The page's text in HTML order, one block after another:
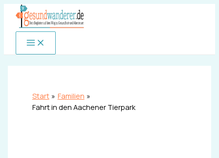
Inhalt
springen
Start
Familien
Fahrt in den Aachener Tierpark